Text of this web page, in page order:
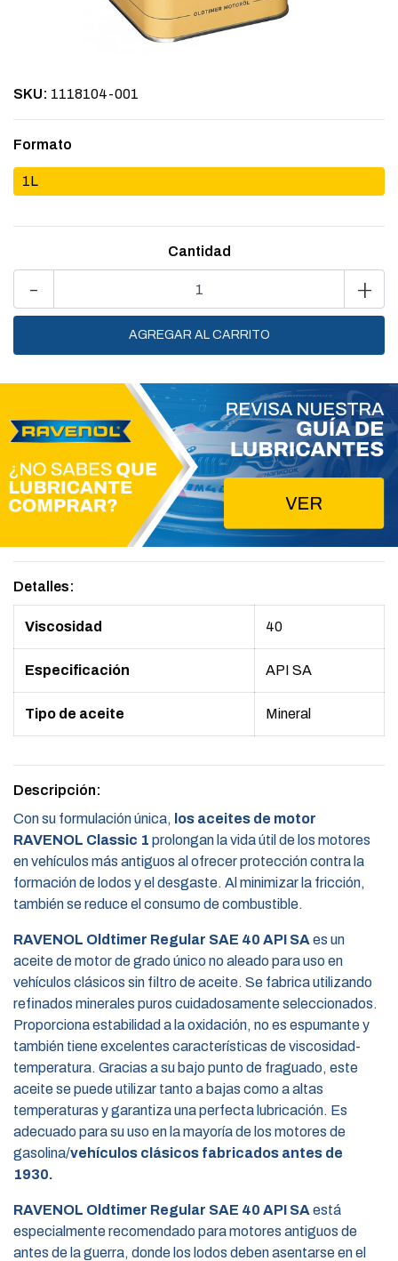
SKU: 1118104-001
Formato
1L
Cantidad
- +
Detalles:
Viscosidad 40
Especificación API SA
Tipo de aceite Mineral
Descripción:
Con su formulación única, los aceites de motor
RAVENOL Classic 1 prolongan la vida útil de los motores
en vehículos más antiguos al ofrecer protección contra la
formación de lodos y el desgaste. Al minimizar la fricción,
también se reduce el consumo de combustible.
RAVENOL Oldtimer Regular SAE 40 API SA es un
aceite de motor de grado único no aleado para uso en
vehículos clásicos sin filtro de aceite. Se fabrica utilizando
refinados minerales puros cuidadosamente seleccionados.
Proporciona estabilidad a la oxidación, no es espumante y
también tiene excelentes características de viscosidad-
temperatura. Gracias a su bajo punto de fraguado, este
aceite se puede utilizar tanto a bajas como a altas
temperaturas y garantiza una perfecta lubricación. Es
adecuado para su uso en la mayoría de los motores de
gasolina/vehículos clásicos fabricados antes de
1930.
RAVENOL Oldtimer Regular SAE 40 API SA está
especialmente recomendado para motores antiguos de
antes de la guerra, donde los lodos deben asentarse en el